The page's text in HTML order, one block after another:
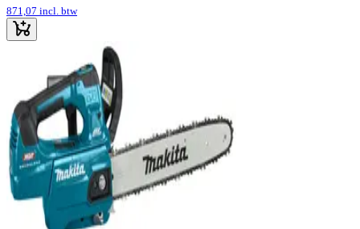
871,07 incl. btw